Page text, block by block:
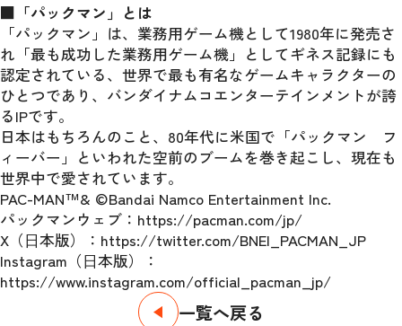
■「パックマン」とは
「パックマン」は、業務用ゲーム機として1980年に発売さ
れ「最も成功した業務用ゲーム機」としてギネス記録にも
認定されている、世界で最も有名なゲームキャラクターの
ひとつであり、バンダイナムコエンターテインメントが誇
るIPです。
日本はもちろんのこと、80年代に米国で「パックマン　フ
ィーバー」といわれた空前のブームを巻き起こし、現在も
世界中で愛されています。
PAC-MAN™& ©Bandai Namco Entertainment Inc.
パックマンウェブ：https://pacman.com/jp/
X（⽇本版）：https://twitter.com/BNEI_PACMAN_JP
Instagram（⽇本版）：
https://www.instagram.com/official_pacman_jp/
一覧へ戻る